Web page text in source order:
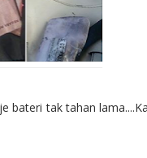
bateri tak tahan